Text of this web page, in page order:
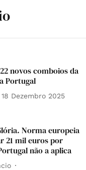
novos comboios da
Portugal
18 Dezembro 2025
Norma europeia
21 mil euros por
não a aplica